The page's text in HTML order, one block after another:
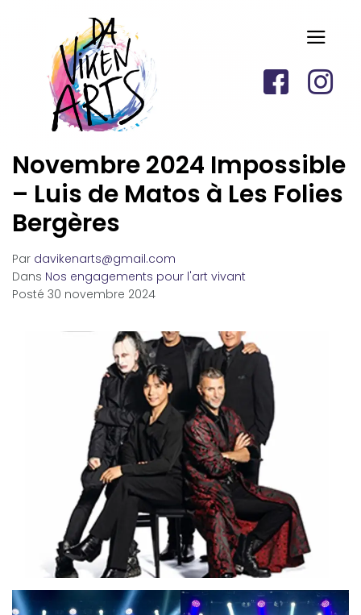
Novembre 2024 Impossible
– Luis de Matos à Les Folies
Bergères
Par davikenarts@gmail.com
Dans Nos engagements pour l'art vivant
Posté 30 novembre 2024